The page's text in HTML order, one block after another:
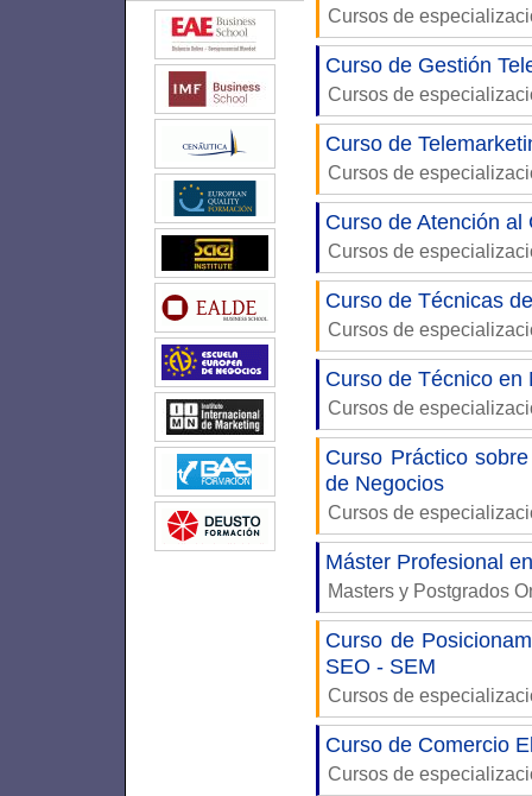
Cursos de
Curso de Gestión
Cursos de
Curso de
Cursos de
Curso de Atención
Cursos de
Curso de Técnicas
Cursos de
Curso de Técnico en
Cursos de
Curso Práctico
de Negocios
Cursos de
Máster Profesional
Masters y Postgrados
Curso de
SEO - SEM
Cursos de
Curso de Comercio
Cursos de